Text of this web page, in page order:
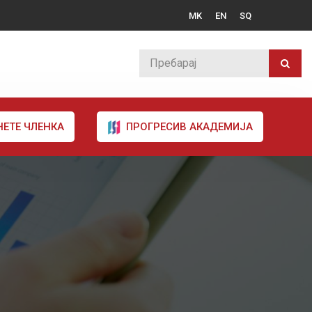
MK EN SQ
ЧЛЕНКА ПРОГРЕСИВ АКАДЕМИЈА